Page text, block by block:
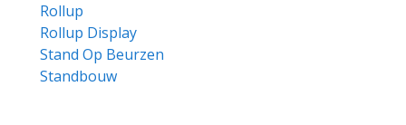
Rollup
Rollup Display
Stand Op Beurzen
Standbouw